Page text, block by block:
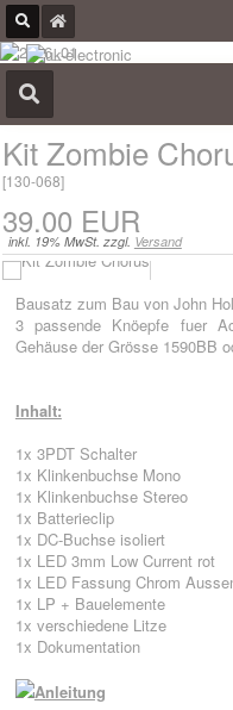
Kit Zombie
[130-068]
39.00 EUR
inkl. 19% MwSt. zzgl. Versand
Bausatz zum Bau von John
3 passende Knöepfe fuer
Gehäuse der Grösse 1590BB
Inhalt:
1x 3PDT Schalter
1x Klinkenbuchse Mono
1x Klinkenbuchse Stereo
1x Batterieclip
1x DC-Buchse isoliert
1x LED 3mm Low Current rot
1x LED Fassung Chrom
1x LP + Bauelemente
1x verschiedene Litze
1x Dokumentation
Anleitung